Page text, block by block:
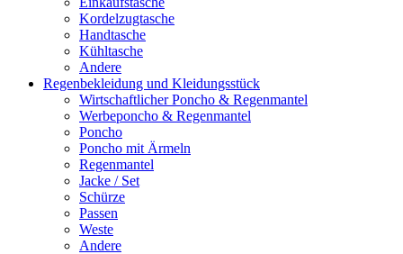
Kordelzugtasche
Handtasche
Kühltasche
Andere
Regenbekleidung und Kleidungsstück
Wirtschaftlicher Poncho & Regenmantel
Werbeponcho & Regenmantel
Poncho
Poncho mit Ärmeln
Regenmantel
Jacke / Set
Schürze
Passen
Weste
Andere